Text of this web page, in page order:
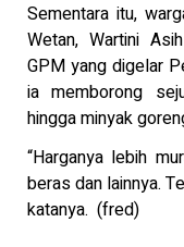
Sementara itu,
Wetan, Wartini
GPM yang digelar
ia memborong
hingga minyak
“Harganya lebih
beras dan lainnya.
katanya. (fred)